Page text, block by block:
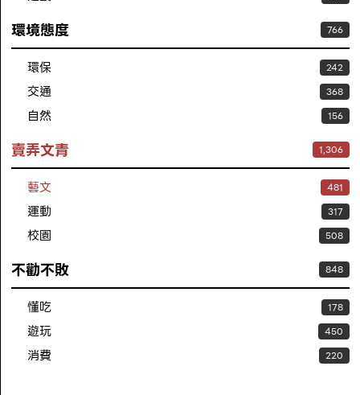
環境態度 766
環保 242
交通 368
自然 156
賣弄文青 1,306
藝文 481
運動 317
校園 508
不勸不敗 848
懂吃 178
遊玩 450
消費 220